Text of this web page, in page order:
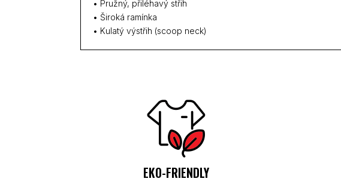
• Pružný, přiléhavý střih
• Široká ramínka
• Kulatý výstřih (scoop neck)
EKO-FRIENDLY